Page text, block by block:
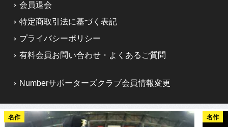
会員退会
特定商取引法に基づく表記
プライバシーポリシー
有料会員お問い合わせ・よくあるご質問
Numberサポーターズクラブ会員情報変更
名作 名作